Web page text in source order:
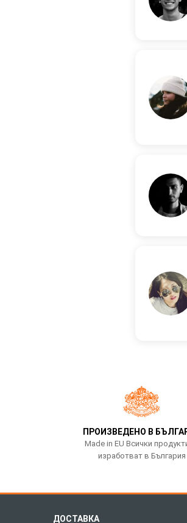
ПРОИЗВЕДЕНО В
Made in EU Всички
изработват в България
ДОСТАВКА